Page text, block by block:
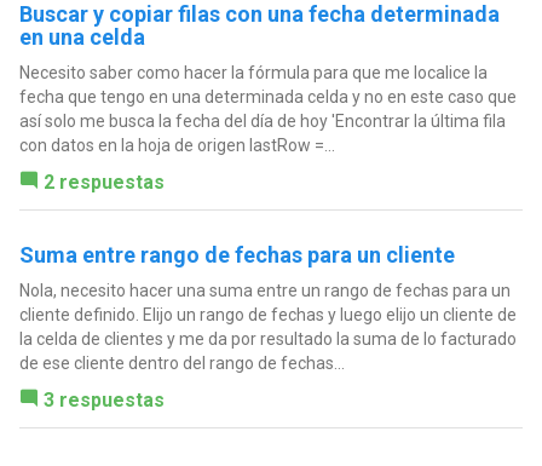
Buscar y copiar filas con una fecha determinada
en una celda
Necesito saber como hacer la fórmula para que me localice la
fecha que tengo en una determinada celda y no en este caso que
así solo me busca la fecha del día de hoy 'Encontrar la última fila
con datos en la hoja de origen lastRow =...
2 respuestas
Suma entre rango de fechas para un cliente
Nola, necesito hacer una suma entre un rango de fechas para un
cliente definido. Elijo un rango de fechas y luego elijo un cliente de
la celda de clientes y me da por resultado la suma de lo facturado
de ese cliente dentro del rango de fechas...
3 respuestas